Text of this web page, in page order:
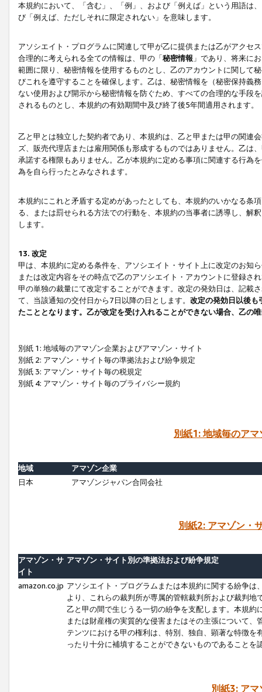
本規約において、「含む」、「例」、および「例えば」という用語は
び「例えば、ただしそれに限定されない」を意味します。
アソシエイト・プログラムに関連して甲が乙に提供または乙がアクセ
合理的に考えられる全ての情報は、甲の「秘密情報 」であり、将来に
範囲に限り、秘密情報を使用するものとし、乙のアカウントに関して
びこれを遵守することを確保します。乙は、秘密情報を（秘密保持義
ない使用および開示から秘密情報を防ぐため、すべての合理的な手段
されるものとし、本規約の有効期間中及び終了後5年間適用されます。
乙と甲とは独立した契約者であり、本規約は、乙と甲または甲の関連
ズ、販売代理店または雇用関係も形成するものではありません。乙は
承諾する権限もありません。乙が本規約に定める事項に関連する行為
為を自ら行ったとみなされます。
本規約にこれと矛盾する定めがあったとしても、本規約のいかなる条
る、または罰せられる方法での行動を、本規約の当事者に誘導し、解
します。
13. 改定
甲は、本規約に定める条件を、アソシエイト・サイト上に改定のお知
または改定内容をその時点で乙のアソシエイト・アカウントに登録さ
甲の単独の裁量にて改定することができます。改定の発効日は、記載
て、当該通知の交付日から7日以降の日とします。 改定の発効日以後も
たこととなります。乙が改定を受け入れることができない場合、乙の
別紙 1: 地域毎のアマゾン企業およびアマゾン・サイト
別紙 2: アマゾン・サイト毎の準拠法および紛争規定
別紙 3: アマゾン・サイト毎の税規定
別紙 4: アマゾン・サイト毎のプライバシー規約
別紙1: 地域毎のア
地域
アマゾン企業
日本
アマゾンジャパン合同会社
別紙2: アマゾン・
アマゾン・サ
イト
アマゾン・サイト別の準拠法および紛争規定
amazon.co.jp アソシエイト・プログラムまたは本規約に関する紛争
より、これらの裁判所が専属的管轄裁判所および裁判
乙と甲の間で生じうる一切の紛争を支配します。本規
または財産権の実質的な侵害またはその主張について
テンツにおける甲の権利は、特別、独自、顕著な特徴
ったり十分に補填することができないものであることを
別紙3: ア